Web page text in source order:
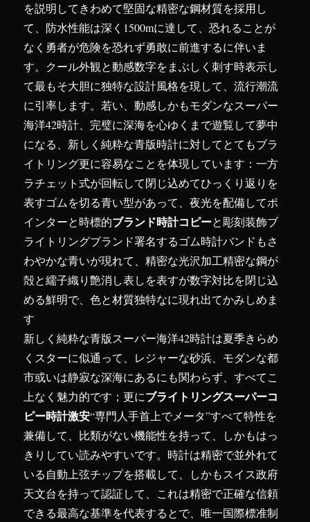
を説明してきわめて堅固な精密な鋼材質を採用し
て、防水性能は深く1500mに達して、恐れることが
なく勇者が危険を恐れず勇敢に前進するに伴いま
す。クール外観と動感数字をまぶしく刺す時表示し
て最もそ大胆に独特な設計風格を現して、流行潮流
に引率します。若い、動感しかもモダンなスーパー
海洋42時計、完璧に深海を心ゆくまで遊覧して夢中
になる、新しく純粋な青版時計に対してとてもブラ
イトリング更に容易なことを体現しています：一方
ラチェット式が回転して閉じ込めてひっくり返りを
表すゴムを切る青い型があって、夜光を配備してポ
インターと時標的ブランド時計コピーと彫刻装飾ブ
ライトリングブランド署名するゴム時計バンドもさ
わやかな青いが現れて、精密な光沢加工精密な鋼が
殻と繻子織り艶消し表しを表すが数字対比を閉じ込
める鮮明で、色と材質独特なに現れ出てかみしめま
す
新しく純粋な青版スーパー海洋42時計は夏季きらめ
くスターに似通って、レジャーな砂浜、モダンな都
市或いは静寂な深海にあるにも関わらず、すべてこ
上なく魅力的です；更にブライトリングスーパーコ
ピー時計激安“専門人手首上でメータ”すべて特性を
兼備して、比類がない機能性を持って、しかもはっ
きりしてい読みやすいです。時計は精密で並外れて
いる自動上弦チップを搭載して、しかもスイス政府
天文台を持って認証して、これは精密で正確な信頼
できる最高な基準を代表するとで、唯一国際標准制